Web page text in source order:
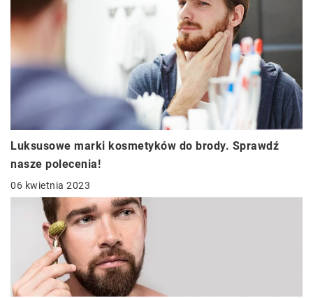
Luksusowe marki kosmetyków do brody. Sprawdź
nasze polecenia!
06 kwietnia 2023